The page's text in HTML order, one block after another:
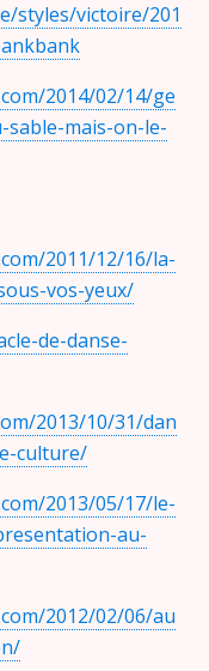
styles/victoire/201
2014/02/14/ge
sable-mais-on-le-
2011/12/16/la-
vos-yeux/
de-danse-
2013/10/31/dan
culture/
2013/05/17/le-
au-
2012/02/06/au